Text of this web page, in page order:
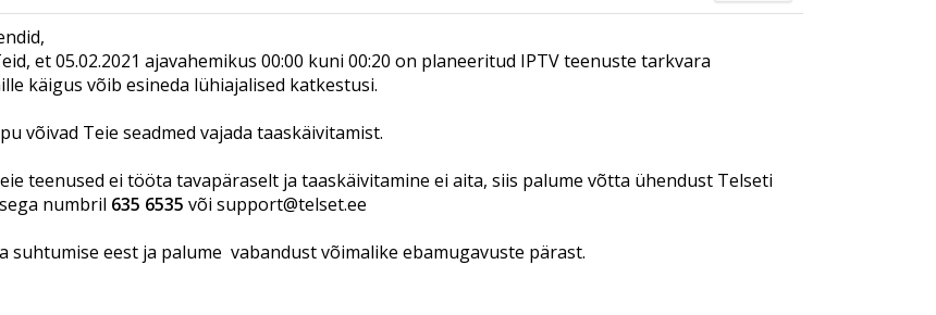
et 05.02.2021 ajavahemikus 00:00 kuni 00:20 on planeeritud IPTV teenuste tarkvara
käigus võib esineda lühiajalised katkestusi.
võivad Teie seadmed vajada taaskäivitamist.
teenused ei tööta tavapäraselt ja taaskäivitamine ei aita, siis palume võtta ühendust Telseti
numbril 635 6535 või support@telset.ee
suhtumise eest ja palume vabandust võimalike ebamugavuste pärast.